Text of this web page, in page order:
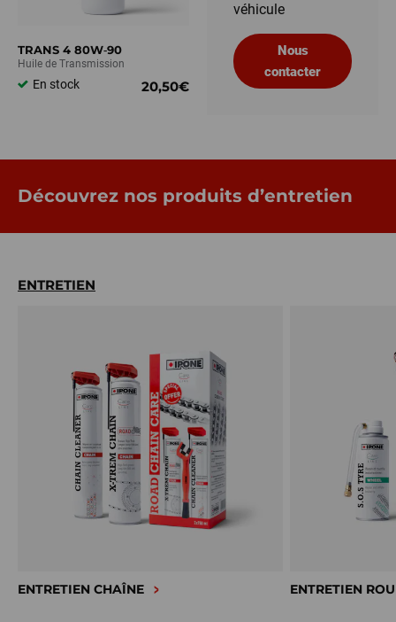
TRANS 4 80W‑90
Huile de Transmission
En stock 20,50€
véhicule
Nous
contacter
Découvrez nos produits d’entretien
ENTRETIEN
ENTRETIEN CHAÎNE ENTRETIEN